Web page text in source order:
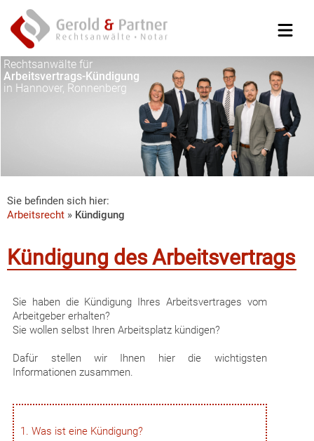
Rechtsanwälte für
Arbeitsvertrags-Kündigung
in Hannover, Ronnenberg
Sie befinden sich hier:
Arbeitsrecht » Kündigung
Kündigung des Arbeitsvertrags
Sie haben die Kündigung Ihres Arbeitsvertrages vom
Arbeitgeber erhalten?
Sie wollen selbst Ihren Arbeitsplatz kündigen?
Dafür stellen wir Ihnen hier die wichtigsten
Informationen zusammen.
Was ist eine Kündigung?